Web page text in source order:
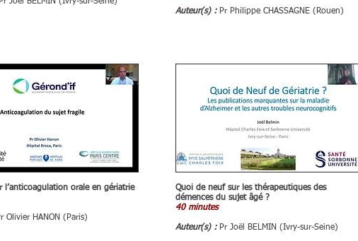
Auteur(s) : Pr Philippe CHASSAGNE (Rouen)
l’anticoagulation orale en gériatrie
Olivier HANON (Paris)
Quoi de neuf sur les thérapeutiques des
démences du sujet âgé ?
40 minutes
Auteur(s) : Pr Joël BELMIN (Ivry-sur-Seine)